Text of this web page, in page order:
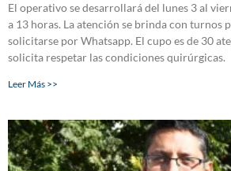
El operativo se desarrollará del lunes 3 al
a 13 horas. La atención se brinda con turnos
solicitarse por Whatsapp. El cupo es de 30
solicita respetar las condiciones quirúrgicas.
Leer Más >>